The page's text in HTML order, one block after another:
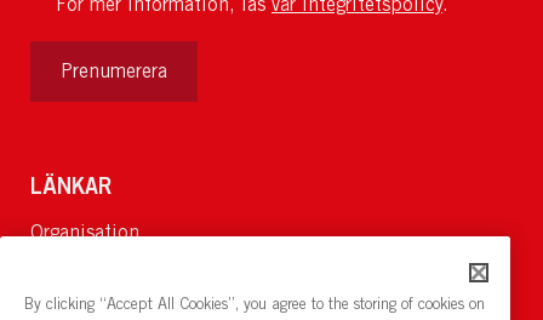
Prenumerera
LÄNKAR
Organisation
Lediga jobb
By clicking “Accept All Cookies”, you agree to the storing of cookies on